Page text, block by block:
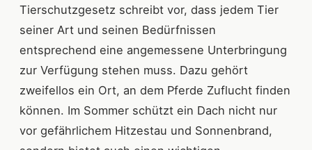
Tierschutzgesetz schreibt vor, dass jedem Tier
seiner Art und seinen Bedürfnissen
entsprechend eine angemessene Unterbringung
zur Verfügung stehen muss. Dazu gehört
zweifellos ein Ort, an dem Pferde Zuflucht finden
können. Im Sommer schützt ein Dach nicht nur
vor gefährlichem Hitzestau und Sonnenbrand,